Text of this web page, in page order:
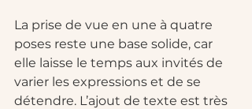
La prise de vue en une à quatre
poses reste une base solide, car
elle laisse le temps aux invités de
varier les expressions et de se
détendre. L’ajout de texte est très